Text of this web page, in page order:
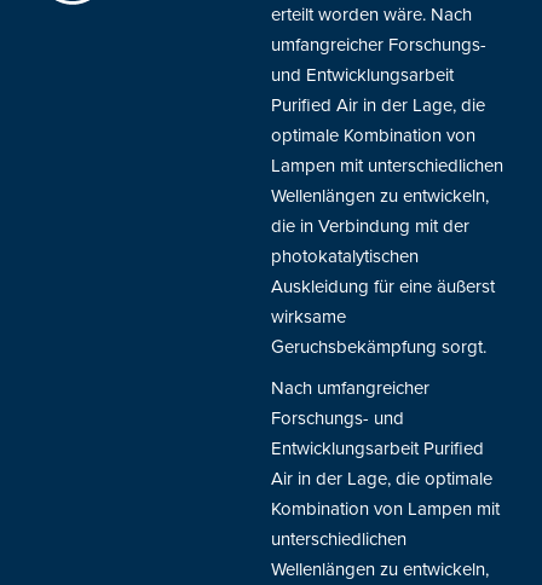
erteilt worden wäre. Nach
umfangreicher Forschungs-
und Entwicklungsarbeit
Purified Air in der Lage, die
optimale Kombination von
Lampen mit unterschiedlichen
Wellenlängen zu entwickeln,
die in Verbindung mit der
photokatalytischen
Auskleidung für eine äußerst
wirksame
Geruchsbekämpfung sorgt.
Nach umfangreicher
Forschungs- und
Entwicklungsarbeit Purified
Air in der Lage, die optimale
Kombination von Lampen mit
unterschiedlichen
Wellenlängen zu entwickeln,